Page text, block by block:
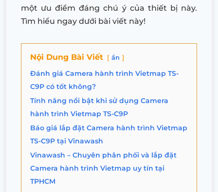
một ưu điểm đáng chú ý của thiết bị này.
Tìm hiểu ngay dưới bài viết này!
Nội Dung Bài Viết ẩn
Đánh giá Camera hành trình Vietmap TS-
C9P có tốt không?
Tính năng nổi bật khi sử dụng Camera
hành trình Vietmap TS-C9P
Báo giá lắp đặt Camera hành trình Vietmap
TS-C9P tại Vinawash
Vinawash – Chuyên phân phối và lắp đặt
Camera hành trình Vietmap uy tín tại
TPHCM